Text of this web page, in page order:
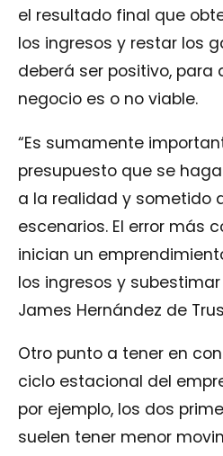
el resultado final que
los ingresos y restar los
deberá ser positivo, para
negocio es o no viable.
“Es sumamente
presupuesto que se
a la realidad y sometido
escenarios. El error más
inician un
los ingresos y
James Hernández de
Otro punto a tener en
ciclo estacional del
por ejemplo, los dos
suelen tener menor